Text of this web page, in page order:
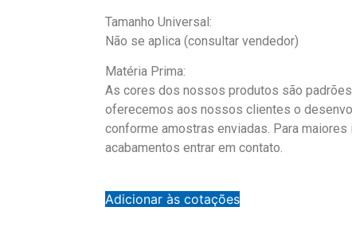
Tamanho Universal:
Não se aplica (consultar vendedor)
Matéria Prima:
As cores dos nossos produtos são
oferecemos aos nossos clientes o
conforme amostras enviadas. Para
acabamentos entrar em contato.
Adicionar às cotações